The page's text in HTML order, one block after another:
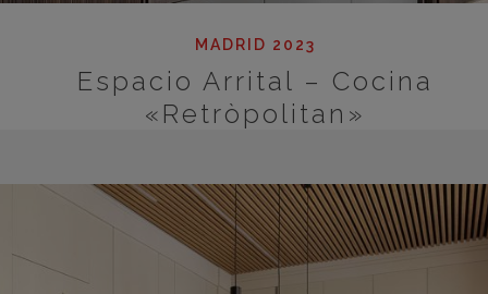
MADRID 2023
Espacio Arrital – Cocina
«Retròpolitan»